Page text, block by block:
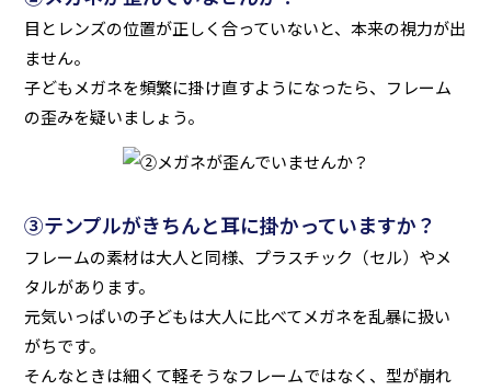
目とレンズの位置が正しく合っていないと、本来の視力が出
ません。
子どもメガネを頻繁に掛け直すようになったら、フレーム
の歪みを疑いましょう。
③テンプルがきちんと耳に掛かっていますか？
フレームの素材は大人と同様、プラスチック（セル）やメ
タルがあります。
元気いっぱいの子どもは大人に比べてメガネを乱暴に扱い
がちです。
そんなときは細くて軽そうなフレームではなく、型が崩れ